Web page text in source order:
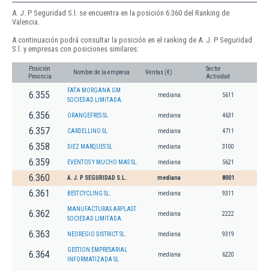
A. J. P Seguridad S.l. se encuentra en la posición 6.360 del Ranking de
Valencia.
A continuación podrá consultar la posición en el ranking de A. J. P Seguridad
S.l. y empresas con posiciones similares:
Posición
Provincia
Nombre de la empresa Ventas (€)
Sector
Actividad
6.355
FATA MORGANA GM
SOCIEDAD LIMITADA.
mediana 5611
6.356 ORANGEFRES SL mediana 4631
6.357 CARDELLINO SL mediana 4711
6.358 DIEZ MARQUES SL mediana 3100
6.359 EVENTOS Y MUCHO MAS SL. mediana 5621
6.360 A. J. P SEGURIDAD S.L. mediana 8001
6.361 BESTCYCLING SL. mediana 9311
6.362
MANUFACTURAS ARPLAST
SOCIEDAD LIMITADA.
mediana 2222
6.363 NEOREGIO DISTRICT SL. mediana 9319
6.364
GESTION EMPRESARIAL
INFORMATIZADA SL
mediana 6220